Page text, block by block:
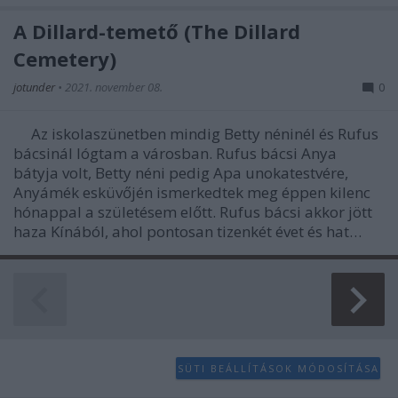
A Dillard-temető (The Dillard
Cemetery)
jotunder • 2021. november 08. 0
Az iskolaszünetben mindig Betty néninél és Rufus
bácsinál lógtam a városban. Rufus bácsi Anya
bátyja volt, Betty néni pedig Apa unokatestvére,
Anyámék esküvőjén ismerkedtek meg éppen kilenc
hónappal a születésem előtt. Rufus bácsi akkor jött
haza Kínából, ahol pontosan tizenkét évet és hat…
SÜTI BEÁLLÍTÁSOK MÓDOSÍTÁSA